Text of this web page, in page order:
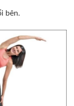
bên.